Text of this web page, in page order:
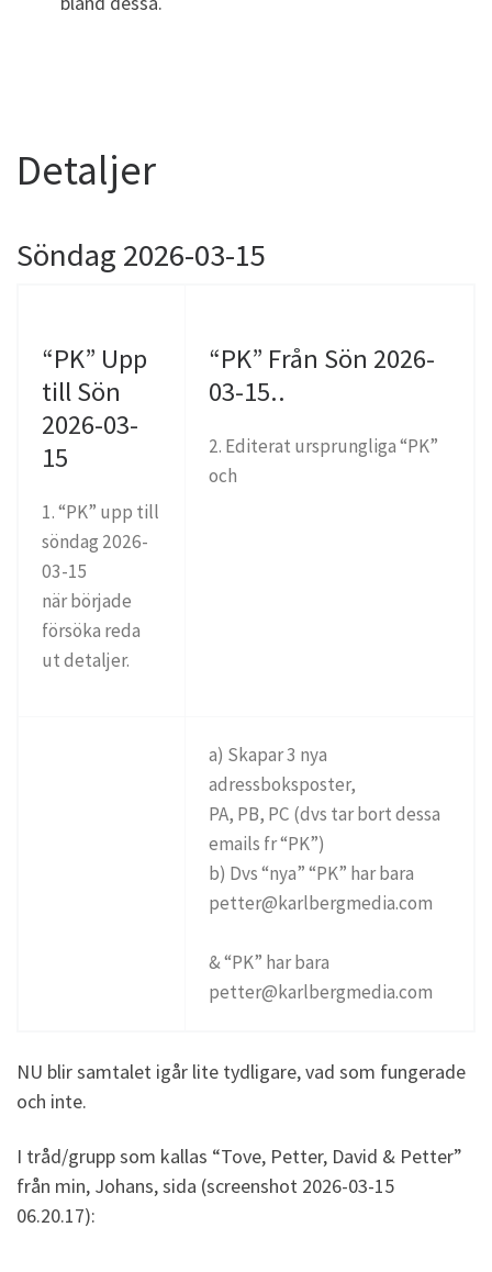
Detaljer
Söndag 2026-03-15
“PK” Upp
till Sön
2026-03-
15
1. “PK” upp till
söndag 2026-
03-15
när började
försöka reda
ut detaljer.
“PK” Från Sön 2026-
03-15..
2. Editerat ursprungliga “PK”
och
a) Skapar 3 nya
adressboksposter,
PA, PB, PC (dvs tar bort dessa
emails fr “PK”)
b) Dvs “nya” “PK” har bara
petter@karlbergmedia.com
& “PK” har bara
petter@karlbergmedia.com
NU blir samtalet igår lite tydligare, vad som fungerade
och inte.
I tråd/grupp som kallas “Tove, Petter, David & Petter”
från min, Johans, sida (screenshot 2026-03-15
06.20.17):